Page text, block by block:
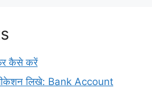
कैसे करें
लिखे: Bank Account